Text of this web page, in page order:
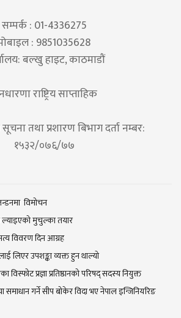
सम्पर्क : 01-4336275
: 9851035628
बल्खु हाइट, काठमाडौं
राष्ट्रिय साप्ताहिक
सूचना तथा प्रशारण बिभाग दर्ता नम्बर:
१५३२/०७६/७७
विमोचन
ल्याइएको मुचुल्का तयार
विवरण दिन आग्रह
लिएर उपशङ्का व्यक्त हुन थाल्याे
विस्फोट प्रज्ञा प्रतिष्ठानको परिषद् सदस्य नियुक्त
समाधान गर्ने सीप बोकेर विदा भए नेपाल इन्जिनियरिङ